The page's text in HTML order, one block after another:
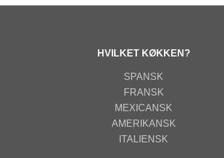
HVILKET KØKKEN?
SPANSK
FRANSK
MEXICANSK
AMERIKANSK
ITALIENSK